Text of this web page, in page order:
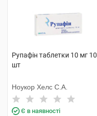
Рупафін таблетки 10 мг 10
шт
Ноукор Хелс С.А.
Є в наявності